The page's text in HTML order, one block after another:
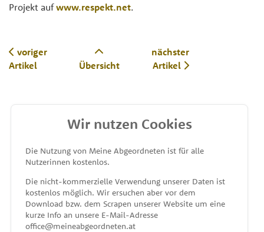
Projekt aufwww.respekt.net.
voriger
Artikel
Übersicht
nächster
Artikel
MEINE ABGEORDNETEN
unterstützt von
Wir nutzen Cookies
Die Nutzung von Meine Abgeordneten ist für alle
Nutzerinnen kostenlos.
Die nicht-kommerzielle Verwendung unserer Daten ist
kostenlos möglich. Wir ersuchen aber vor dem
Download bzw. dem Scrapen unserer Website um eine
kurze Info an unsere E-Mail-Adresse
office@meineabgeordneten.at